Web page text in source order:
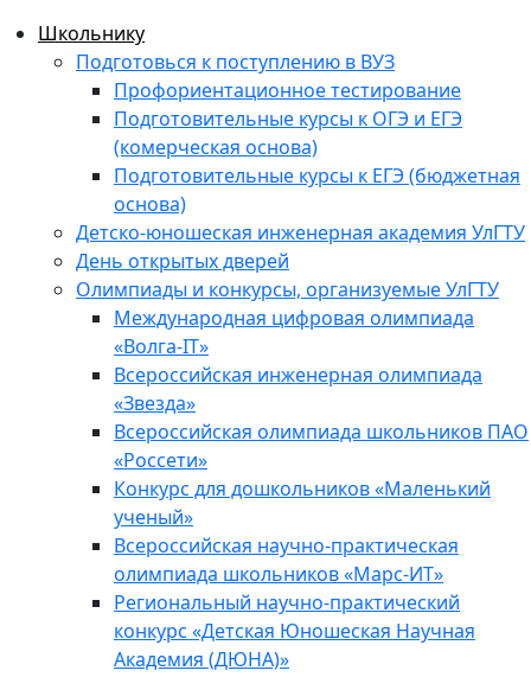
Школьнику
Подготовься к поступлению в ВУЗ
Профориентационное тестирование
Подготовительные курсы к ОГЭ и ЕГЭ
(комерческая основа)
Подготовительные курсы к ЕГЭ (бюджетная
основа)
Детско-юношеская инженерная академия УлГТУ
День открытых дверей
Олимпиады и конкурсы, организуемые УлГТУ
Международная цифровая олимпиада
«Волга-IT»
Всероссийская инженерная олимпиада
«Звезда»
Всероссийская олимпиада школьников ПАО
«Россети»
Конкурс для дошкольников «Маленький
ученый»
Всероссийская научно-практическая
олимпиада школьников «Марс-ИТ»
Региональный научно-практический
конкурс «Детская Юношеская Научная
Академия (ДЮНА)»